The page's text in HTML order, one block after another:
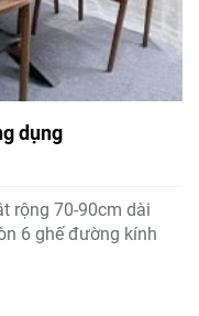
dụng
rộng 70-90cm dài
6 ghế đường kính